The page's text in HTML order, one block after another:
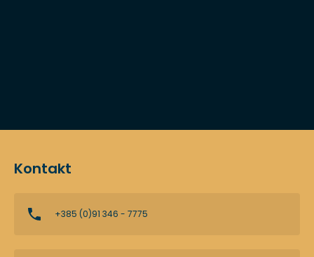
Kontakt
+385 (0)91 346 - 7775